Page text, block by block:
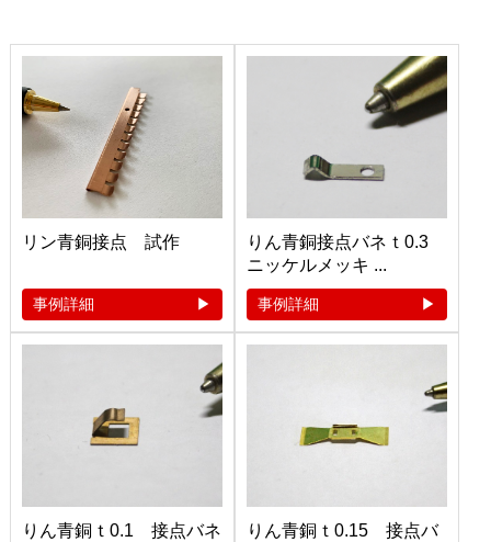
リン青銅接点 試作
事例詳細
りん青銅接点バネｔ0.3
ニッケルメッキ ...
事例詳細
りん青銅ｔ0.1 接点バネ
りん青銅ｔ0.15 接点バ